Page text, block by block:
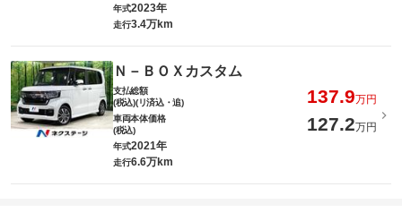
年式2023年
走行3.4万km
Ｎ－ＢＯＸカスタム
支払総額
(税込)(リ済込・追)
137.9万円
車両本体価格
(税込)
127.2万円
年式2021年
走行6.6万km